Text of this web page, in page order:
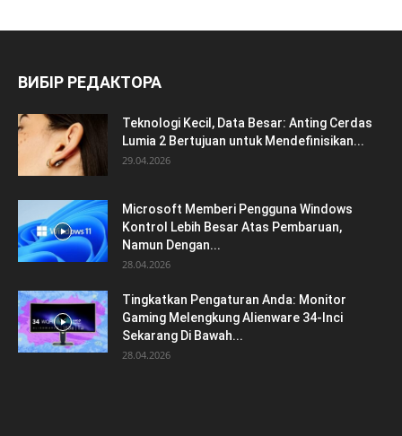
ВИБІР РЕДАКТОРА
Teknologi Kecil, Data Besar: Anting Cerdas
Lumia 2 Bertujuan untuk Mendefinisikan...
29.04.2026
Microsoft Memberi Pengguna Windows
Kontrol Lebih Besar Atas Pembaruan,
Namun Dengan...
28.04.2026
Tingkatkan Pengaturan Anda: Monitor
Gaming Melengkung Alienware 34-Inci
Sekarang Di Bawah...
28.04.2026